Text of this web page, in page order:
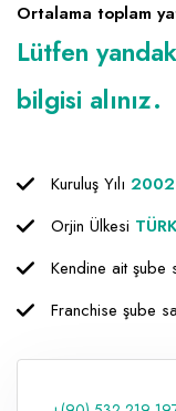
Lojistik -
Mali Kayıt ve
Matbaa -
Ortalama toplam
Lütfen
bilgisi alınız.
Kuruluş Yılı 2002
Orjin Ülkesi
Kendine ait şube
Franchise şube